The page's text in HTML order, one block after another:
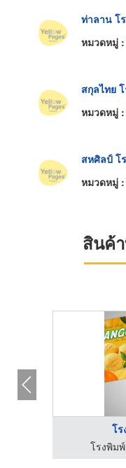
ท่าลาน โ
หมวดหมู่ :
สกุลไทย
หมวดหมู่ :
สหศิลป์ โ
หมวดหมู่ :
สินค้
โ
โรงพิม